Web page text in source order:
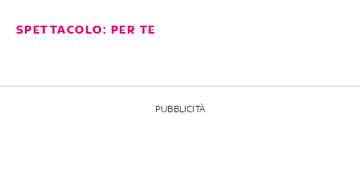
SPETTACOLO: PER TE
PUBBLICITÀ